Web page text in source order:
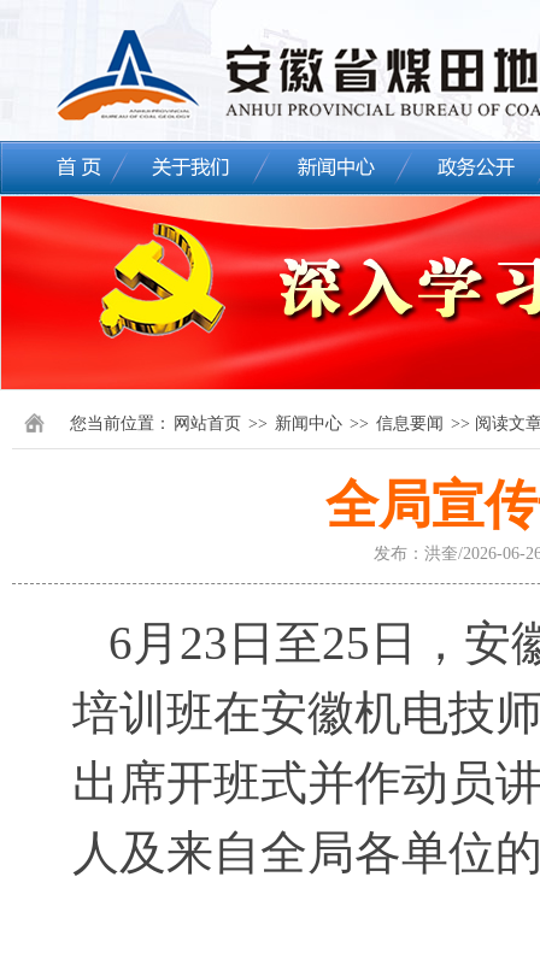
您当前位置： 网站首页 >> 新闻中心 >> 信息要闻 >> 阅读文
全局宣
发布：洪奎/2026-06-
6月23日至25日，安
培训班在安徽机电技
出席开班式并作动员
人及来自全局各单位